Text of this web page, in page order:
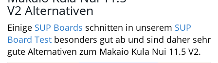
Wir von stand-up-paddling.org haben eine
große Auswahl an hochwertigen
Leashsfür dich getestet, bestimmt findest du
hier die passende Variante für dich!